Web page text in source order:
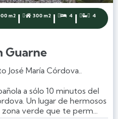
m2 |  300 m2 |  4 |  4
Guarne
José María Córdova..
a sólo 10 minutos del
Un lugar de hermosos
zona verde que te perm...